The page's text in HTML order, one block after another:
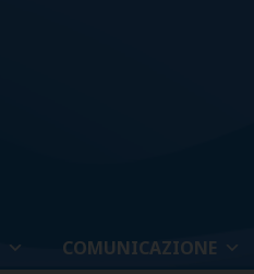
COMUNICAZIONE